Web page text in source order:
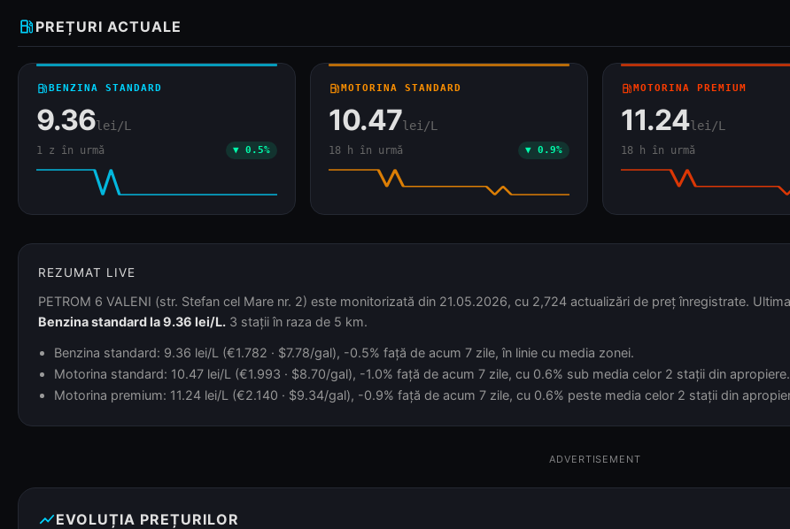
local_gas_station PREȚURI ACTUALE
local_gas_stationBENZINA STANDARD
9.36lei/L
1 z în urmă ▼ 0.5%
local_gas_stationMOTORINA STANDARD
10.47lei/L
18 h în urmă ▼ 0.9%
local_gas_stationMOTORINA PREMIUM
11.24lei/L
18 h în urmă
REZUMAT LIVE
PETROM 6 VALENI (str. Stefan cel Mare nr. 2) este monitorizată din 21.05.2026, cu 2,724 actualizări de preț înregistrate.
Benzina standard la 9.36 lei/L. 3 stații în raza de 5 km.
Benzina standard: 9.36 lei/L (€1.782 · $7.78/gal), -0.5% față de acum 7 zile, în linie cu media zonei.
Motorina standard: 10.47 lei/L (€1.993 · $8.70/gal), -1.0% față de acum 7 zile, cu 0.6% sub media celor 2 stații din apropiere.
Motorina premium: 11.24 lei/L (€2.140 · $9.34/gal), -0.9% față de acum 7 zile, cu 0.6% peste media celor 2 stații din
ADVERTISEMENT
show_chartEVOLUȚIA PREȚURILOR